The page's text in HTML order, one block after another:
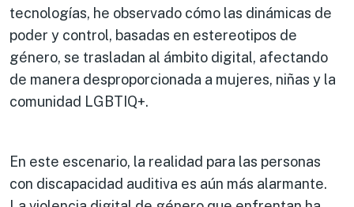
tecnologías, he observado cómo las dinámicas de
poder y control, basadas en estereotipos de
género, se trasladan al ámbito digital, afectando
de manera desproporcionada a mujeres, niñas y la
comunidad LGBTIQ+.
En este escenario, la realidad para las personas
con discapacidad auditiva es aún más alarmante.